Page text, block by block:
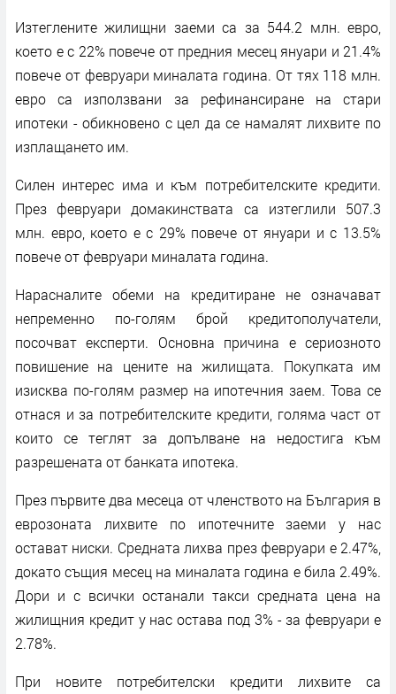
Изтеглените жилищни заеми са за 544.2 млн. евро,
което е с 22% повече от предния месец януари и 21.4%
повече от февруари миналата година. От тях 118 млн.
евро са използвани за рефинансиране на стари
ипотеки - обикновено с цел да се намалят лихвите по
изплащането им.
Силен интерес има и към потребителските кредити.
През февруари домакинствата са изтеглили 507.3
млн. евро, което е с 29% повече от януари и с 13.5%
повече от февруари миналата година.
Нарасналите обеми на кредитиране не означават
непременно по-голям брой кредитополучатели,
посочват експерти. Основна причина е сериозното
повишение на цените на жилищата. Покупката им
изисква по-голям размер на ипотечния заем. Това се
отнася и за потребителските кредити, голяма част от
които се теглят за допълване на недостига към
разрешената от банката ипотека.
През първите два месеца от членството на България в
еврозоната лихвите по ипотечните заеми у нас
остават ниски. Средната лихва през февруари е 2.47%,
докато същия месец на миналата година е била 2.49%.
Дори и с всички останали такси средната цена на
жилищния кредит у нас остава под 3% - за февруари е
2.78%.
При новите потребителски кредити лихвите са